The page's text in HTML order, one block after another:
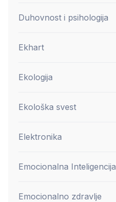
Duhovnost i psihologija
Ekhart
Ekologija
Ekološka svest
Elektronika
Emocionalna Inteligencija
Emocionalno zdravlje